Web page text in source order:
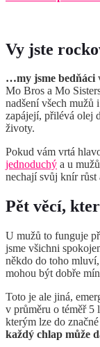
Vy jste
…my jsme bedňáci
Mo Bros a Mo
nadšení všech mužů
zapájejí, přilévá olej
životy.
Pokud vám vrtá
jednoduchý a u
nechají svůj knír
Pět věcí,
U mužů to funguje
jsme všichni
někdo do toho
mohou být dobře
Toto je ale jiná,
v průměru o téměř 5
kterým lze do
každý chlap může